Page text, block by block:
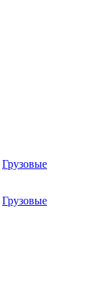
Грузовые
Грузовые